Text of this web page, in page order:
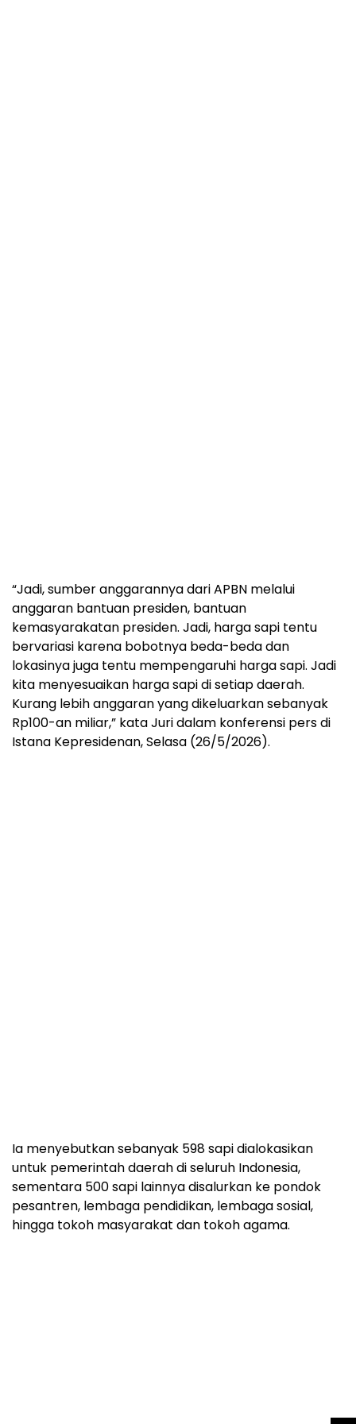
“Jadi, sumber anggarannya dari APBN melalui
anggaran bantuan presiden, bantuan
kemasyarakatan presiden. Jadi, harga sapi tentu
bervariasi karena bobotnya beda-beda dan
lokasinya juga tentu mempengaruhi harga sapi. Jadi
kita menyesuaikan harga sapi di setiap daerah.
Kurang lebih anggaran yang dikeluarkan sebanyak
Rp100-an miliar,” kata Juri dalam konferensi pers di
Istana Kepresidenan, Selasa (26/5/2026).
Ia menyebutkan sebanyak 598 sapi dialokasikan
untuk pemerintah daerah di seluruh Indonesia,
sementara 500 sapi lainnya disalurkan ke pondok
pesantren, lembaga pendidikan, lembaga sosial,
hingga tokoh masyarakat dan tokoh agama.